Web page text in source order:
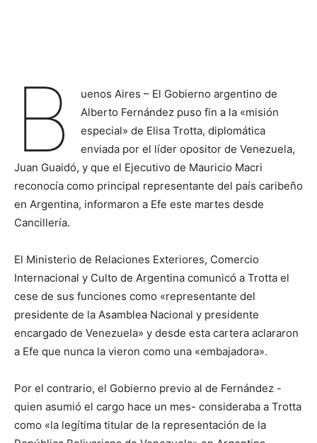
B
uenos Aires – El Gobierno argentino de
Alberto Fernández puso fin a la «misión
especial» de Elisa Trotta, diplomática
enviada por el líder opositor de Venezuela,
Juan Guaidó, y que el Ejecutivo de Mauricio Macri
reconocía como principal representante del país caribeño
en Argentina, informaron a Efe este martes desde
Cancillería.
El Ministerio de Relaciones Exteriores, Comercio
Internacional y Culto de Argentina comunicó a Trotta el
cese de sus funciones como «representante del
presidente de la Asamblea Nacional y presidente
encargado de Venezuela» y desde esta cartera aclararon
a Efe que nunca la vieron como una «embajadora».
Por el contrario, el Gobierno previo al de Fernández -
quien asumió el cargo hace un mes- consideraba a Trotta
como «la legítima titular de la representación de la